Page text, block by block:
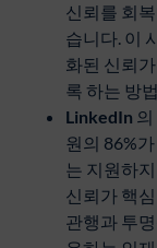
신뢰를 회
습니다. 이
화된 신뢰
록 하는 방
LinkedIn
원의 86%
는 지원하
신뢰가 핵
관행과 투